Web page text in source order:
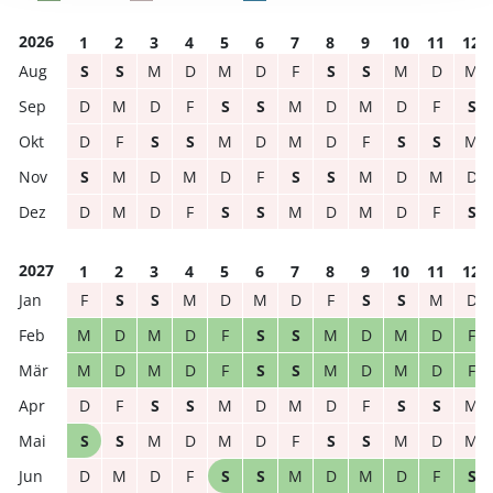
2026 1 2 3 4 5 6 7 8 9 10 11
12
S
S M D M D F S S M D
M
D
M D F S S M D M D F
S
D
F S S M D M D F S S
M
S
M D M D F S S M D M
D
D
M D F S S M D M D F S
2027 1 2 3 4 5 6 7 8 9 10 11
12
F
S S M D M D F S S M
D
M
D M D F S S M D M D
F
M
D M D F S S M D M D
F
D
F S S M D M D F S S
M
S
S M D M D F S S M D
M
D
M D F S S M D M D F S